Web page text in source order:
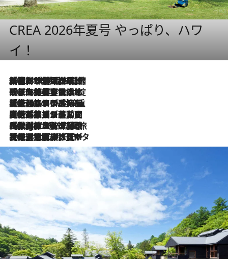
CREA 2026年夏号 やっぱり、ハワ
イ！
2026.8.6
「荷物が増えるほど旅ストレスは増す」美容ジャーナリストがたどり着いた最終結論。“化粧品を劇的に減らす”感動の凝縮美容とは
2026.8.6
「旅先には金髪ウィッグを持参」日本と同じメイクでは損してる!? 美容ジャーナリストが提案する“掟破りの旅美容”とは
2026.8.6
【厳選旅コスメ】「身軽さ＆UV対策重視！」ヘアアーティストshucoが選んだ夏旅ベストコスメを発表【Mサイズジップ】
2026.8.5
【厳選旅コスメ】国内をあちこち移動する河井菜摘が選んだ夏旅ベストコスメ発表！「リラックスアイテムはマスト」【Mサイズジップ】
2026.8.4
【厳選旅コスメ】「紫外線＆乾燥対策しながらメイク感も！」ヘア＆メイクGeorgeが選んだ夏旅ベストコスメを発表！【Mサイズジップ】
2026.8.3
【厳選旅コスメ】「保湿もタイパ重視！」“サウナ好き”タレント清水みさとが愛用する夏旅ベストコスメを発表！【Mサイズジップ】